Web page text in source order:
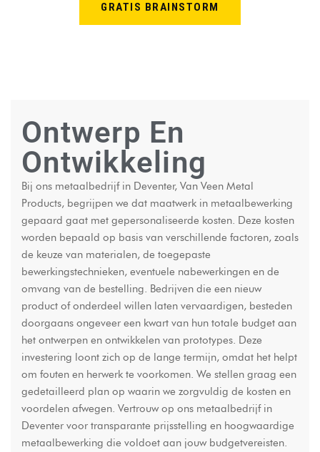
GRATIS BRAINSTORM
Ontwerp En
Ontwikkeling
Bij ons metaalbedrijf in Deventer, Van Veen Metal
Products, begrijpen we dat maatwerk in metaalbewerking
gepaard gaat met gepersonaliseerde kosten. Deze kosten
worden bepaald op basis van verschillende factoren, zoals
de keuze van materialen, de toegepaste
bewerkingstechnieken, eventuele nabewerkingen en de
omvang van de bestelling. Bedrijven die een nieuw
product of onderdeel willen laten vervaardigen, besteden
doorgaans ongeveer een kwart van hun totale budget aan
het ontwerpen en ontwikkelen van prototypes. Deze
investering loont zich op de lange termijn, omdat het helpt
om fouten en herwerk te voorkomen. We stellen graag een
gedetailleerd plan op waarin we zorgvuldig de kosten en
voordelen afwegen. Vertrouw op ons metaalbedrijf in
Deventer voor transparante prijsstelling en hoogwaardige
metaalbewerking die voldoet aan jouw budgetvereisten.